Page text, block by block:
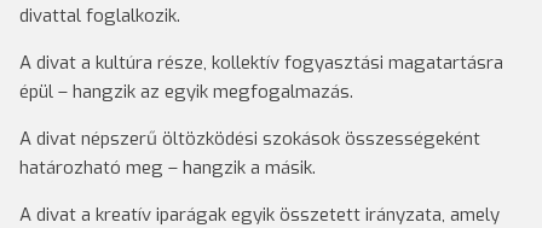
divattal foglalkozik.
A divat a kultúra része, kollektív fogyasztási magatartásra
épül – hangzik az egyik megfogalmazás.
A divat népszerű öltözködési szokások összességeként
határozható meg – hangzik a másik.
A divat a kreatív iparágak egyik összetett irányzata, amely